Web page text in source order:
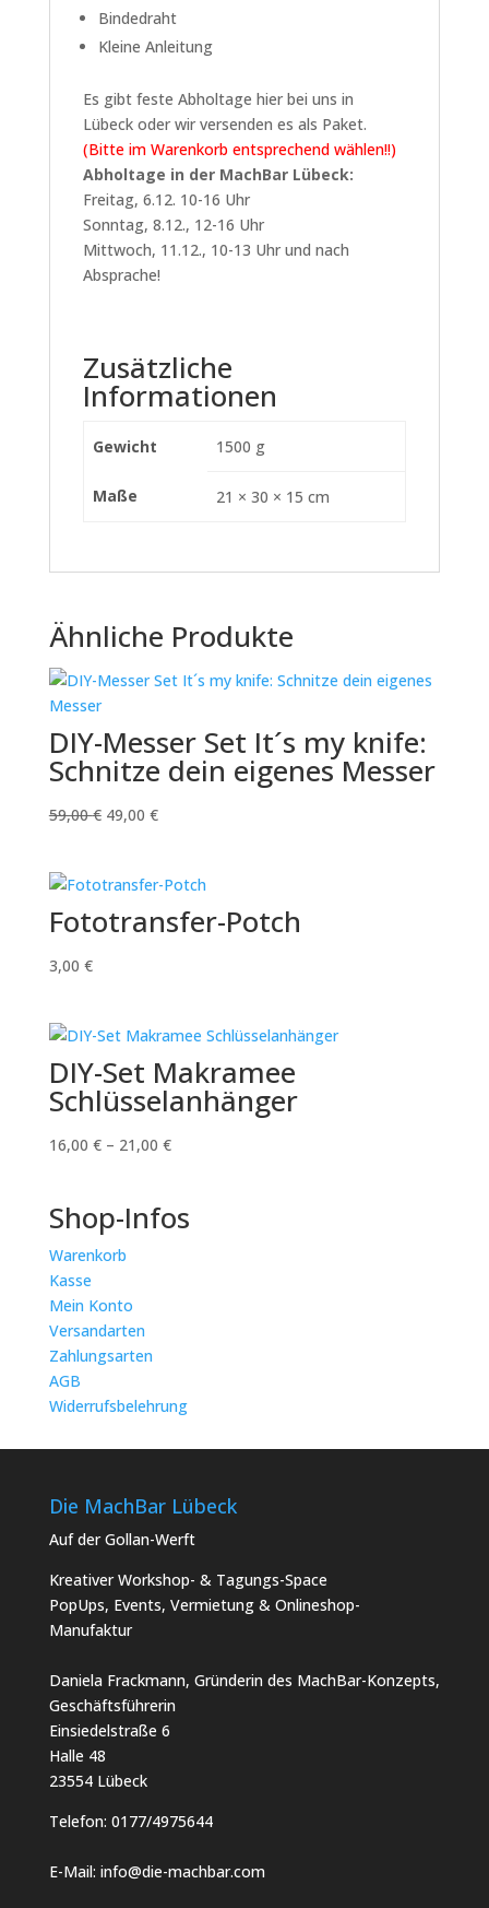
Bindedraht
Kleine Anleitung
Es gibt feste Abholtage hier bei uns in
Lübeck oder wir versenden es als Paket.
(Bitte im Warenkorb entsprechend wählen!!)
Abholtage in der MachBar Lübeck:
Freitag, 6.12. 10-16 Uhr
Sonntag, 8.12., 12-16 Uhr
Mittwoch, 11.12., 10-13 Uhr und nach
Absprache!
Zusätzliche
Informationen
Gewicht 1500 g
Maße 21 × 30 × 15 cm
Ähnliche Produkte
DIY-Messer Set It´s my knife:
Schnitze dein eigenes Messer
59,00€ Ursprünglicher
59,00 €
49,00 €Aktueller
49,00 €.
Fototransfer-Potch
3,00 €
DIY-Set Makramee
Schlüsselanhänger
16,00 €– 21,00 €
Shop-Infos
Warenkorb
Kasse
Mein Konto
Versandarten
Zahlungsarten
AGB
Widerrufsbelehrung
Die MachBar Lübeck
Auf der Gollan-Werft
Kreativer Workshop- & Tagungs-Space
PopUps, Events, Vermietung & Onlineshop-
Manufaktur
Daniela Frackmann, Gründerin des MachBar-Konzepts,
Geschäftsführerin
Einsiedelstraße 6
Halle 48
23554 Lübeck
Telefon: 0177/4975644
E-Mail: info@die-machbar.com